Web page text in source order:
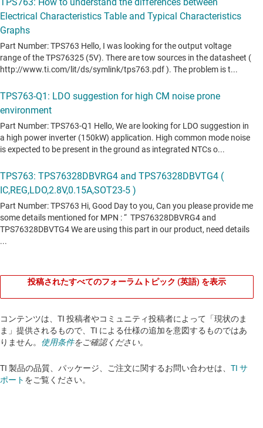
投稿されたすべてのフォーラムトピック (英語) を表示
コンテンツは、TI 投稿者やコミュニティ投稿者によって「現状のま
ま」提供されるもので、TI による仕様の追加を意図するものではあ
りません。 使用条件をご確認ください。
TI 製品の品質、パッケージ、ご注文に関するお問い合わせは、 TI サ
ポート をご覧ください。​​​​​​​​​​​​​​